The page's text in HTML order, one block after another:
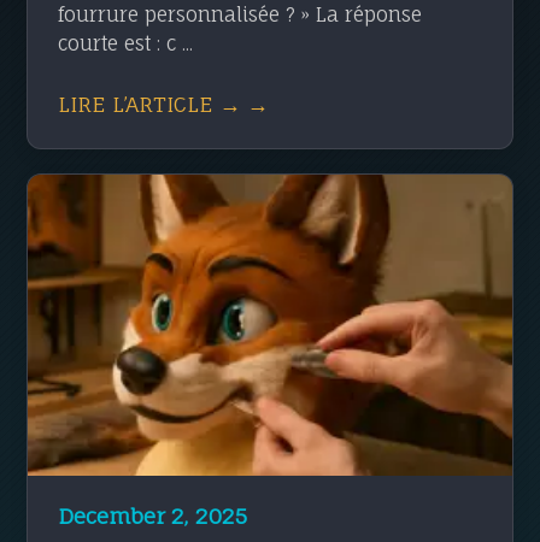
fourrure personnalisée ? » La réponse
courte est : c ...
LIRE L’ARTICLE → →
December 2, 2025